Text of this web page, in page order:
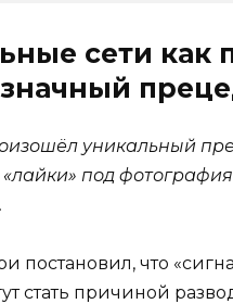
сети как
уникальный
«лайки» под
постановил, что
стать причиной